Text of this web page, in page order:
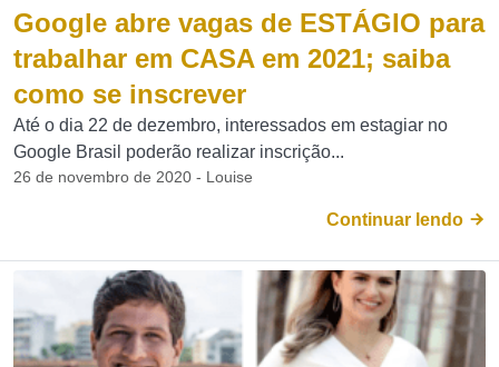
Google abre vagas de ESTÁGIO para
trabalhar em CASA em 2021; saiba
como se inscrever
Até o dia 22 de dezembro, interessados em estagiar no
Google Brasil poderão realizar inscrição...
26 de novembro de 2020 - Louise
Continuar lendo